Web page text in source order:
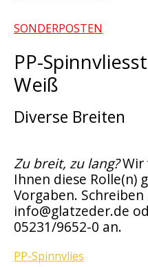
SONDERPOSTEN
PP-
Weiß
Diverse Breiten
Zu breit, zu lang?Wir
Ihnen diese Rolle(n)
Vorgaben.
info@glatzeder.de
05231/9652-0 an.
PP-Spinnvlies